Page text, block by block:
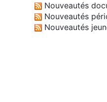
Nouveautés
Nouveautés
Nouveautés